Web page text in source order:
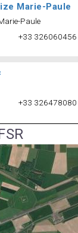
Marie-Paule
Paule
+33 326060456
+33 326478080